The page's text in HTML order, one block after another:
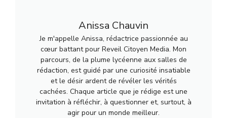
Anissa Chauvin
Je m'appelle Anissa, rédactrice passionnée au
cœur battant pour Reveil Citoyen Media. Mon
parcours, de la plume lycéenne aux salles de
rédaction, est guidé par une curiosité insatiable
et le désir ardent de révéler les vérités
cachées. Chaque article que je rédige est une
invitation à réfléchir, à questionner et, surtout, à
agir pour un monde meilleur.